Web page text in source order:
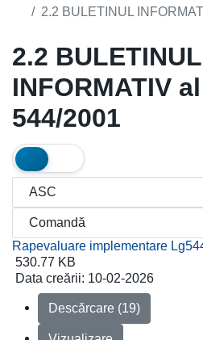
2.2 BULETINUL
2.2 BULETINUL
INFORMATIV
544/2001
Rapevaluare implementare
530.77 KB
Data creării: 10-02-2026
Descărcare (19)